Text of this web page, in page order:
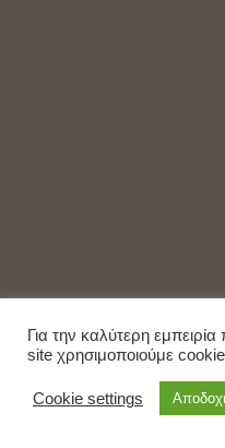
Για την καλύτερη
site χρησιμοποιούμε
Cookie settings